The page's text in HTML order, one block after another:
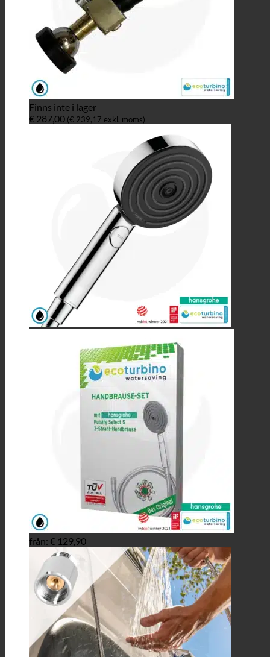
Finns inte i lager
€ 287,00 (€ 239,17 exkl. moms)
från: € 129,90